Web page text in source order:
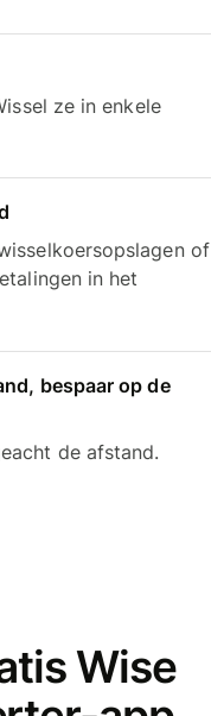
ze in enkele
of
in het
bespaar op de
de afstand.
Wise